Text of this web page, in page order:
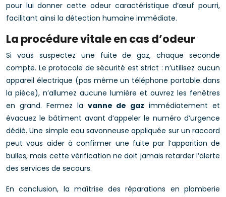
pour lui donner cette odeur caractéristique d’œuf pourri,
facilitant ainsi la détection humaine immédiate.
La procédure vitale en cas d’odeur
Si vous suspectez une fuite de gaz, chaque seconde
compte. Le protocole de sécurité est strict : n’utilisez aucun
appareil électrique (pas même un téléphone portable dans
la pièce), n’allumez aucune lumière et ouvrez les fenêtres
en grand. Fermez la vanne de gaz immédiatement et
évacuez le bâtiment avant d’appeler le numéro d’urgence
dédié. Une simple eau savonneuse appliquée sur un raccord
peut vous aider à confirmer une fuite par l’apparition de
bulles, mais cette vérification ne doit jamais retarder l’alerte
des services de secours.
En conclusion, la maîtrise des réparations en plomberie